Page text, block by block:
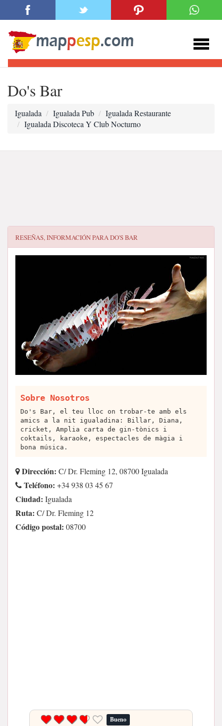
Do's Bar
Igualada Igualada Pub
Igualada Restaurante
Igualada Discoteca Y Club Nocturno
RESEÑAS, INFORMACIÓN PARADO'S BAR
Sobre Nosotros
Do's Bar, el teu lloc on trobar-te amb els
amics a la nit igualadina: Billar, Diana,
cricket, Amplia carta de gin-tònics i
coktails, karaoke, espectacles de màgia i
bona música.
Dirección: C/ Dr. Fleming 12, 08700 Igualada
Teléfono: +34 938 03 45 67
Ciudad: Igualada
Ruta: C/ Dr. Fleming 12
Código postal: 08700
Bueno